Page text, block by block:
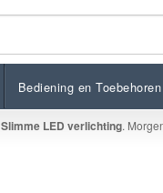
Bediening en Toebehoren
Slimme LED verlichting.